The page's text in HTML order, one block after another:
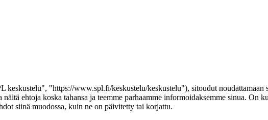
"https://www.spl.fi/keskustelu/keskustelu"), sitoudut noudattamaan
ehtoja koska tahansa ja teemme parhaamme informoidaksemme sinua. On
siinä muodossa, kuin ne on päivitetty tai korjattu.